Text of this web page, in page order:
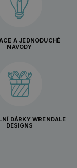
A JEDNODUCHÉ
NÁVODY
DÁRKY WRENDALE
DESIGNS